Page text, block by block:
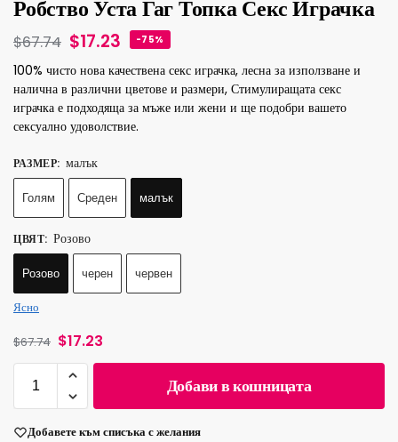
Робство Уста Гаг Топка Секс Играчка
$67.74 $17.23 -75%
100% чисто нова качествена секс играчка, лесна за използване и
налична в различни цветове и размери, Стимулиращата секс
играчка е подходяща за мъже или жени и ще подобри вашето
сексуално удоволствие.
РАЗМЕР: малък
Голям Среден малък
ЦВЯТ: Розово
Розово черен червен
Ясно
$67.74 $17.23
Добави в кошницата
Добавете към списъка с желания